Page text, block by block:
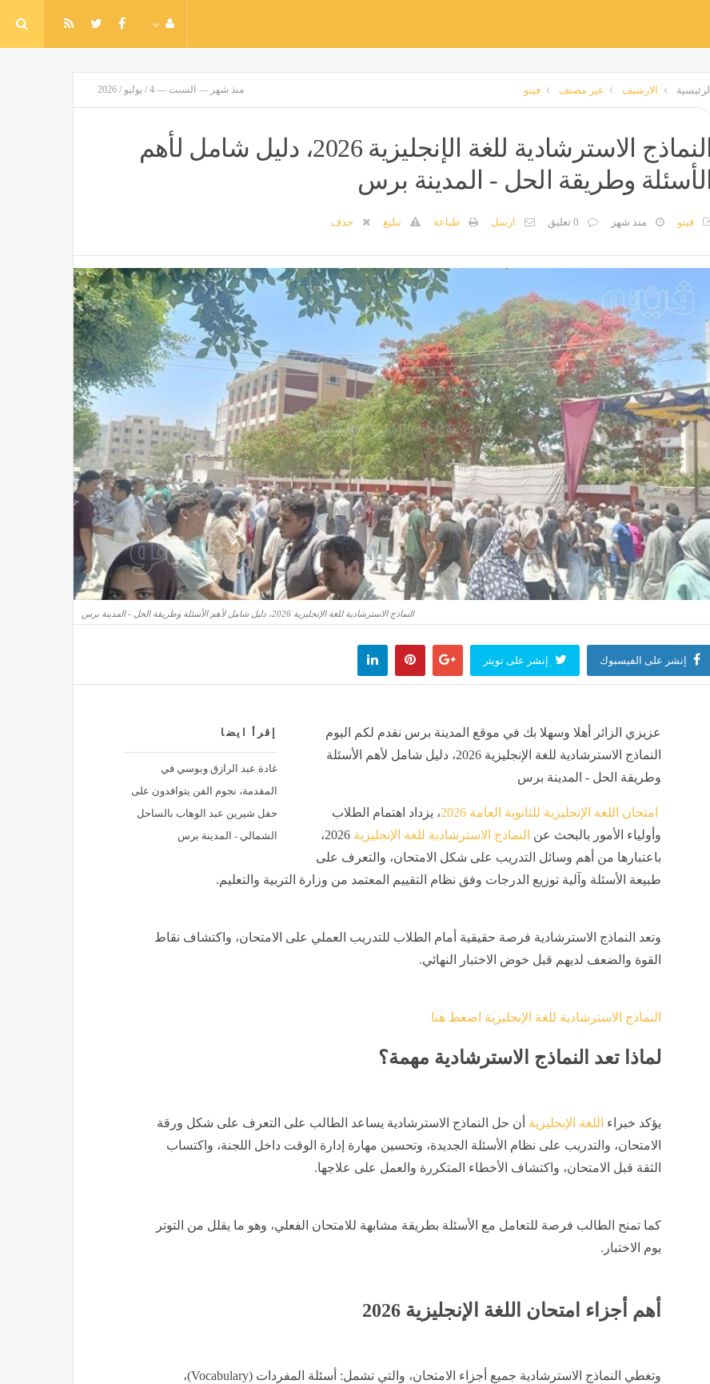
الرئيسية الارشيف غير مصنف فيتو منذ شهر — السبت — 4 / يوليو / 2026
النماذج الاسترشادية للغة الإنجليزية 2026، دليل شامل لأهم
الأسئلة وطريقة الحل - المدينة برس
فيتو منذ شهر 0 تعليق ارسل طباعة تبليغ حذف
النماذج الاسترشادية للغة الإنجليزية 2026، دليل شامل لأهم الأسئلة وطريقة الحل - المدينة برس
إنشر على الفيسبوك إنشر على تويتر
إقرأ ايضا
غادة عبد الرازق وبوسي في
المقدمة، نجوم الفن يتوافدون على
حفل شيرين عبد الوهاب بالساحل
الشمالي - المدينة برس
عزيزي الزائر أهلا وسهلا بك في موقع المدينة برس نقدم لكم اليوم
النماذج الاسترشادية للغة الإنجليزية 2026، دليل شامل لأهم الأسئلة
وطريقة الحل - المدينة برس
امتحان اللغة الإنجليزية للثانوية العامة 2026
، يزداد اهتمام الطلاب
وأولياء الأمور بالبحث عن النماذج الاسترشادية للغة الإنجليزية
2026،
باعتبارها من أهم وسائل التدريب على شكل الامتحان، والتعرف على
طبيعة الأسئلة وآلية توزيع الدرجات وفق نظام التقييم المعتمد من وزارة التربية والتعليم.
وتعد النماذج الاسترشادية فرصة حقيقية أمام الطلاب للتدريب العملي على الامتحان، واكتشاف نقاط
القوة والضعف لديهم قبل خوض الاختبار النهائي.
النماذج الاسترشادية للغة الإنجليزية اضغط هنا
لماذا تعد النماذج الاسترشادية مهمة؟
يؤكد خبراء اللغة الإنجليزية أن حل النماذج الاسترشادية يساعد الطالب على التعرف على شكل ورقة
الامتحان، والتدريب على نظام الأسئلة الجديدة، وتحسين مهارة إدارة الوقت داخل اللجنة، واكتساب
الثقة قبل الامتحان، واكتشاف الأخطاء المتكررة والعمل على علاجها.
كما تمنح الطالب فرصة للتعامل مع الأسئلة بطريقة مشابهة للامتحان الفعلي، وهو ما يقلل من التوتر
يوم الاختبار.
أهم أجزاء امتحان اللغة الإنجليزية 2026
وتغطي النماذج الاسترشادية جميع أجزاء الامتحان، والتي تشمل: أسئلة المفردات (Vocabulary)،